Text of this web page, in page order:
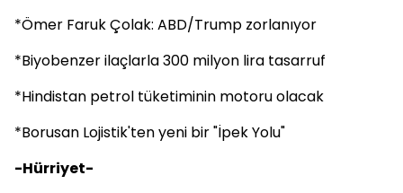
*Ömer Faruk Çolak: ABD/Trump zorlanıyor
*Biyobenzer ilaçlarla 300 milyon lira tasarruf
*Hindistan petrol tüketiminin motoru olacak
*Borusan Lojistik'ten yeni bir "İpek Yolu"
-Hürriyet-